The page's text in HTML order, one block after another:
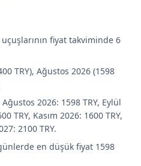
fiyat takviminde 6
TRY), Ağustos 2026 (1598
2026: 1598 TRY, Eylül
TRY, Kasım 2026: 1600 TRY,
2100 TRY.
en düşük fiyat 1598